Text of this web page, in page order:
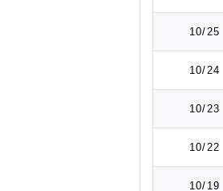
10/25
10/24
10/23
10/22
10/19